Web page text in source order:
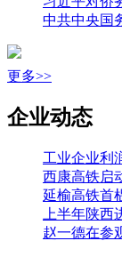
更多>>
企业动态
工业企业利
西康高铁启
延榆高铁首
上半年陕西